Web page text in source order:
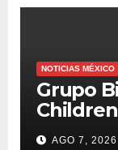
NOTICIAS MÉXICO
Grupo
apoyar
AGO 7, 2026